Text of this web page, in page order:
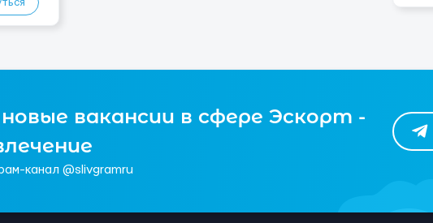
вакансии в сфере Эскорт -
канал @slivgramru